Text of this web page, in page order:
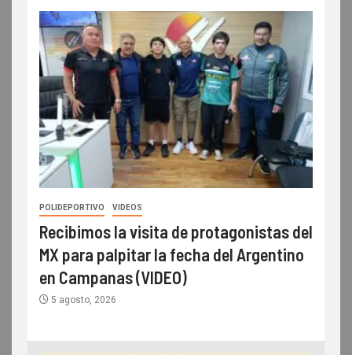
POLIDEPORTIVO VIDEOS
Recibimos la visita de protagonistas del
MX para palpitar la fecha del Argentino
en Campanas (VIDEO)
5 agosto, 2026